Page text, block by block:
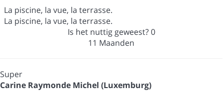
La piscine, la vue, la terrasse.
La piscine, la vue, la terrasse.
Is het nuttig geweest?0
11 Maanden
Super
Carine Raymonde Michel (Luxemburg)